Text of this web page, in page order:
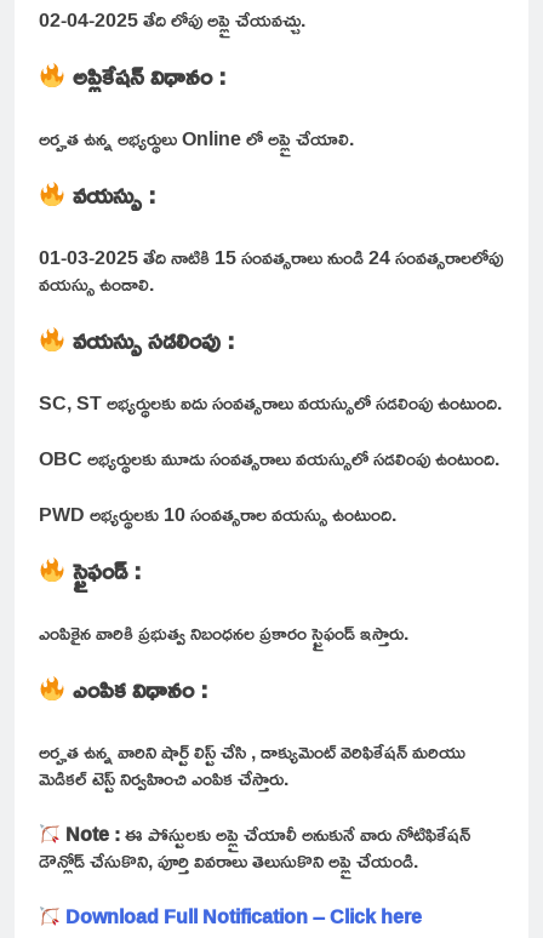
02-04-2025 తేది లోపు అప్లై చేయవచ్చు.
అప్లికేషన్ విధానం :
అర్హత ఉన్న అభ్యర్థులు Online లో అప్లై చేయాలి.
వయస్సు :
01-03-2025 తేది నాటికి 15 సంవత్సరాలు నుండి 24 సంవత్సరాలలోపు
వయస్సు ఉండాలి.
వయస్సు సడలింపు :
SC, ST అభ్యర్థులకు ఐదు సంవత్సరాలు వయస్సులో సడలింపు ఉంటుంది.
OBC అభ్యర్థులకు మూడు సంవత్సరాలు వయస్సులో సడలింపు ఉంటుంది.
PWD అభ్యర్థులకు 10 సంవత్సరాల వయస్సు ఉంటుంది.
స్టైఫండ్ :
ఎంపికైన వారికి ప్రభుత్వ నిబంధనల ప్రకారం స్టైఫండ్ ఇస్తారు.
ఎంపిక విధానం :
అర్హత ఉన్న వారిని షార్ట్ లిస్ట్ చేసి , డాక్యుమెంట్ వెరిఫికేషన్ మరియు
మెడికల్ టెస్ట్ నిర్వహించి ఎంపిక చేస్తారు.
Note :ఈ పోస్టులకు అప్లై చేయాలీ అనుకునే వారు నోటిఫికేషన్
డౌన్లోడ్ చేసుకొని, పూర్తి వివరాలు తెలుసుకొని అప్లై చేయండి.
Download Full Notification – Click here